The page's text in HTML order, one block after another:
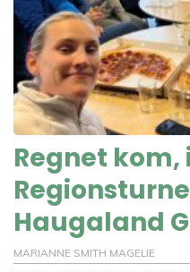
Regnet kom,
Haugaland
MARIANNE SMITH MAGELIE